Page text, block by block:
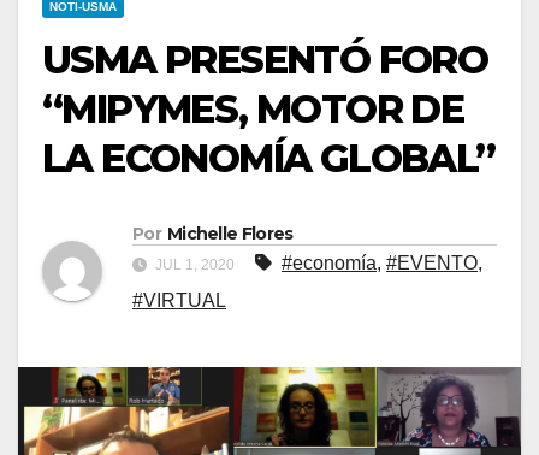
NOTI-USMA
USMA PRESENTÓ FORO
“MIPYMES, MOTOR DE
LA ECONOMÍA GLOBAL”
Por Michelle Flores
JUL 1, 2020 #economía, #EVENTO,
#VIRTUAL